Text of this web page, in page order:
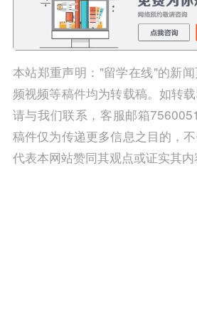
本站郑重声明："留学在线"的新
频视频等稿件均为转载稿。如转
请与我们联系，客服邮箱
稿件仅为传递更多信息之目的，
代表本网站赞同其观点或证实其内